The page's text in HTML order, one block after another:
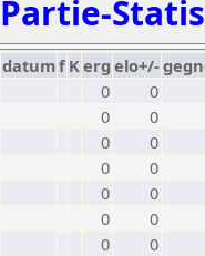
datumf Kerg elo+/-
0
0
0
0
0
0
0
0
0
0
0
0
0
0